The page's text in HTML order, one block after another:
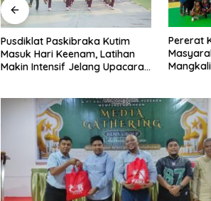
Pererat Kebersamaan dengan
Masyarakat, Brigif TP 32
Mangkalihat Gelar Turnamen
Patriot
II Resmi